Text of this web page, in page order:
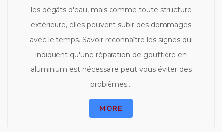
les dégâts d'eau, mais comme toute structure
extérieure, elles peuvent subir des dommages
avec le temps. Savoir reconnaître les signes qui
indiquent qu'une réparation de gouttière en
aluminium est nécessaire peut vous éviter des
problèmes...
MORE